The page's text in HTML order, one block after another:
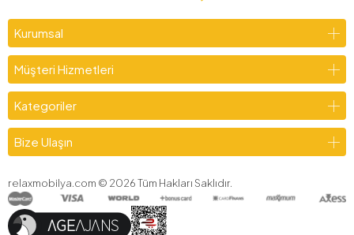
Kurumsal
Müşteri Hizmetleri
Kategoriler
Bize Ulaşın
relaxmobilya.com © 2026Tüm Hakları Saklıdır.